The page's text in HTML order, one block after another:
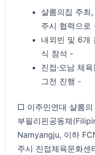
샬롬의집 주최
주시 협력으로
내외빈 및 6개
식 참석 -
진접·오남 체
그전 진행 -
□ 이주민연대 샬롬
부필리핀공동체
Namyangju, 이하
주시 진접체육문화센